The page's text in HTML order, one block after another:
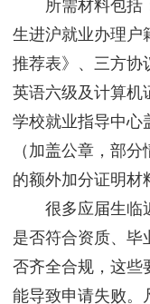
所需材料包括：
生进沪就业办理户
推荐表》、三方协
英语六级及计算机
学校就业指导中心
（加盖公章，部
的额外加分证明材
很多应届生临近
是否符合资质、毕
否齐全合规，这些
能导致申请失败。